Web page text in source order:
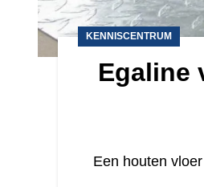
KENNISCENTRUM
Egaline
Een houten